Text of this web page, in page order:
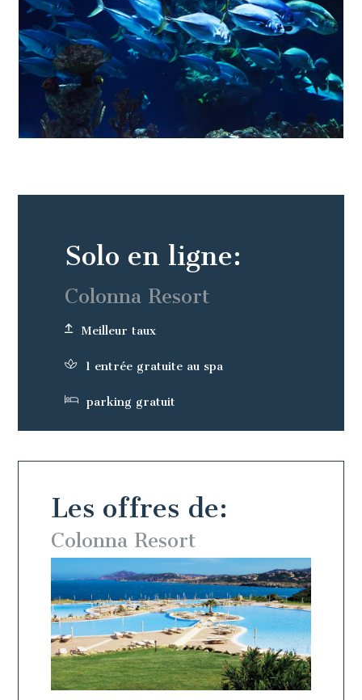
Les offres de:
Colonna Resort
Solo en ligne:
Colonna Resort
Meilleur taux
1 entrée gratuite au spa
parking gratuit